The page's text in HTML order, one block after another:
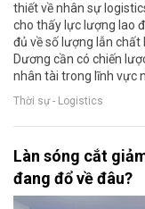
thiết về nhân sự
cho thấy lực lượng lao
đủ về số lượng lẫn
Dương cần có chiến
nhân tài trong lĩnh vực
Thời sự - Logistics
Làn sóng cắt
đang đổ về đâu?